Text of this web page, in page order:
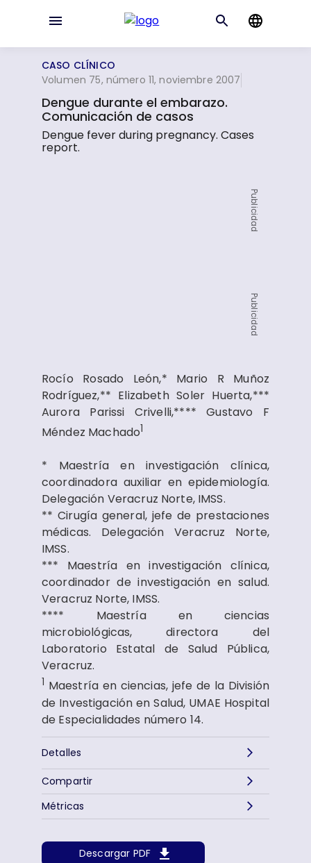
CASO CLÍNICO
Volumen 75, número 11, noviembre 2007
Dengue durante el embarazo.
Comunicación de casos
Dengue fever during pregnancy. Cases
report.
Publicidad
Publicidad
Rocío Rosado León,* Mario R Muñoz
Rodríguez,** Elizabeth Soler Huerta,***
Aurora Parissi Crivelli,**** Gustavo F
Méndez Machado1
* Maestría en investigación clínica,
coordinadora auxiliar en epidemiología.
Delegación Veracruz Norte, IMSS.
** Cirugía general, jefe de prestaciones
médicas. Delegación Veracruz Norte,
IMSS.
*** Maestría en investigación clínica,
coordinador de investigación en salud.
Veracruz Norte, IMSS.
**** Maestría en ciencias
microbiológicas, directora del
Laboratorio Estatal de Salud Pública,
Veracruz.
1 Maestría en ciencias, jefe de la División
de Investigación en Salud, UMAE Hospital
de Especialidades número 14.
Detalles
Descargar PDF
Métricas
Compartir